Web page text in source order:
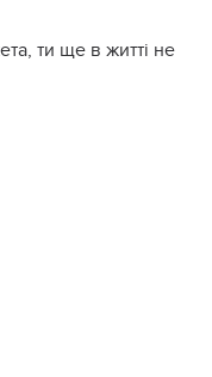
ти ще в житті не